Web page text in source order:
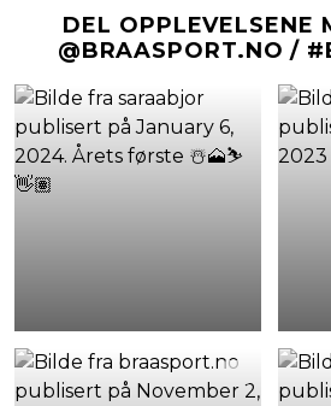
DEL OPPLEVELSENE
@BRAASPORT.NO /